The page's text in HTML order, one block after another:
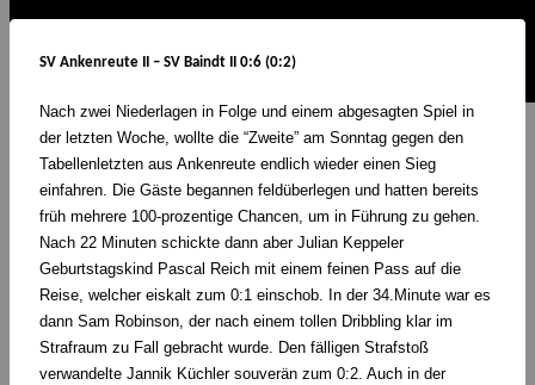
SV Ankenreute II – SV Baindt II 0:6 (0:2)
Nach zwei Niederlagen in Folge und einem abgesagten Spiel in
der letzten Woche, wollte die “Zweite” am Sonntag gegen den
Tabellenletzten aus Ankenreute endlich wieder einen Sieg
einfahren. Die Gäste begannen feldüberlegen und hatten bereits
früh mehrere 100-prozentige Chancen, um in Führung zu gehen.
Nach 22 Minuten schickte dann aber Julian Keppeler
Geburtstagskind Pascal Reich mit einem feinen Pass auf die
Reise, welcher eiskalt zum 0:1 einschob. In der 34.Minute war es
dann Sam Robinson, der nach einem tollen Dribbling klar im
Strafraum zu Fall gebracht wurde. Den fälligen Strafstoß
verwandelte Jannik Küchler souverän zum 0:2. Auch in der